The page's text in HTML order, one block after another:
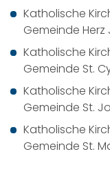
Katholische
Gemeinde Herz
Katholische
Gemeinde St.
Katholische
Gemeinde St.
Katholische
Gemeinde St.